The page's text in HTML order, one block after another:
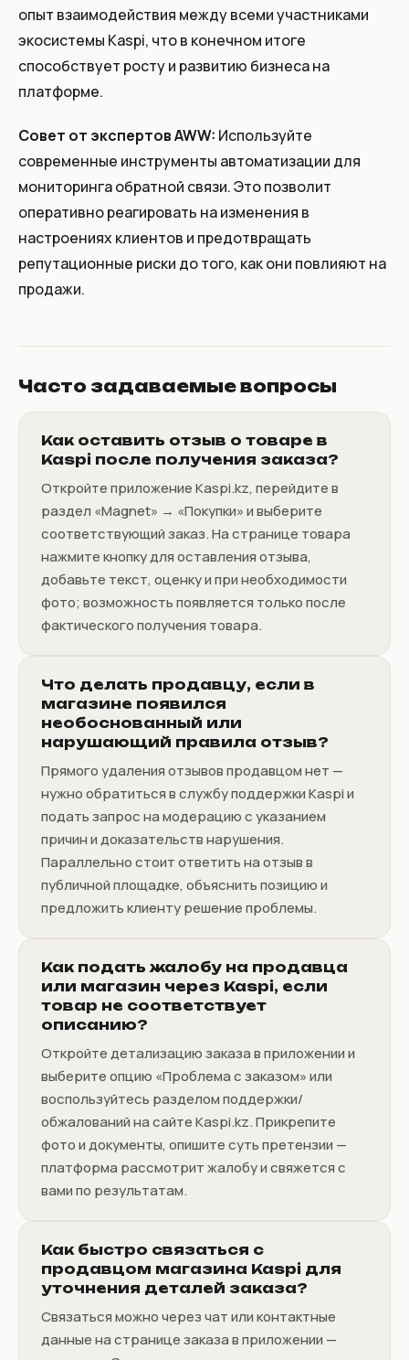
опыт взаимодействия между всеми участниками
экосистемы Kaspi, что в конечном итоге
способствует росту и развитию бизнеса на
платформе.
Совет от экспертов AWW: Используйте
современные инструменты автоматизации для
мониторинга обратной связи. Это позволит
оперативно реагировать на изменения в
настроениях клиентов и предотвращать
репутационные риски до того, как они повлияют на
продажи.
Часто задаваемые вопросы
Как оставить отзыв о товаре в
Kaspi после получения заказа?
Откройте приложение Kaspi.kz, перейдите в
раздел «Magnet» → «Покупки» и выберите
соответствующий заказ. На странице товара
нажмите кнопку для оставления отзыва,
добавьте текст, оценку и при необходимости
фото; возможность появляется только после
фактического получения товара.
Что делать продавцу, если в
магазине появился
необоснованный или
нарушающий правила отзыв?
Прямого удаления отзывов продавцом нет —
нужно обратиться в службу поддержки Kaspi и
подать запрос на модерацию с указанием
причин и доказательств нарушения.
Параллельно стоит ответить на отзыв в
публичной площадке, объяснить позицию и
предложить клиенту решение проблемы.
Как подать жалобу на продавца
или магазин через Kaspi, если
товар не соответствует
описанию?
Откройте детализацию заказа в приложении и
выберите опцию «Проблема с заказом» или
воспользуйтесь разделом поддержки/
обжалований на сайте Kaspi.kz. Прикрепите
фото и документы, опишите суть претензии —
платформа рассмотрит жалобу и свяжется с
вами по результатам.
Как быстро связаться с
продавцом магазина Kaspi для
уточнения деталей заказа?
Связаться можно через чат или контактные
данные на странице заказа в приложении —